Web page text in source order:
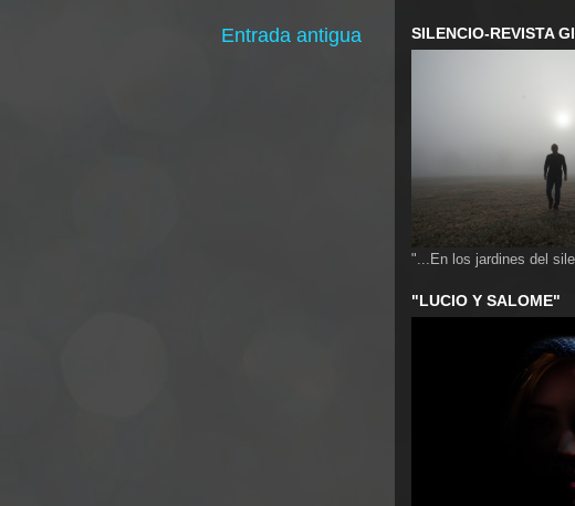
Entrada antigua SILENCIO-REVISTA
"...En los jardines del
"LUCIO Y SALOME"